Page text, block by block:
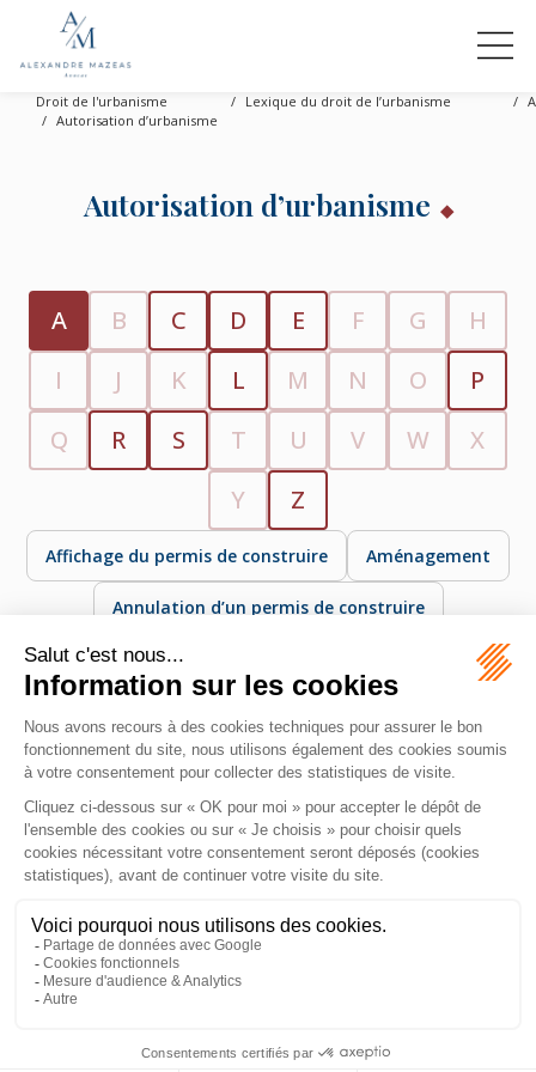
Droit de l'urbanisme Lexique du droit de l’urbanisme
A
Autorisation d’urbanisme
Autorisation d’urbanisme
A B C D E F G
H
I
J K L M N O
P
Q
R S T U V W
X
Y
Z
Affichage du permis de construire Aménagement
Annulation d’un permis de construire
Autorisation d’urbanisme
Décision administrative permettant la réalisation de
travaux ou de constructions. Les principales autorisations
sont le permis de construire, le permis d’aménager et la
MAZEAS Avocat
11 Rue de Metz
31000 TOULOUSE
Plan du site Mentions légales